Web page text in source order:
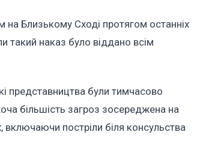
Близькому Сході протягом останніх
такий наказ було віддано всім
представництва були тимчасово
більшість загроз зосереджена на
включаючи постріли біля консульства